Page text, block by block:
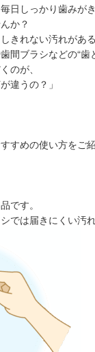
日しっかり歯み
か？
きれない汚れがある
歯間ブラシなどの“歯
のが、
違うの？」
すめの使い方をご
です。
では届きにくい汚